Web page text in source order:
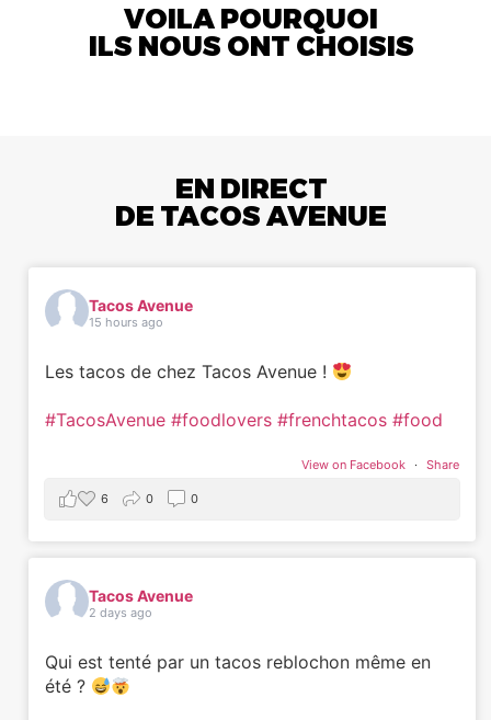
VOILA POURQUOI
ILS NOUS ONT CHOISIS
EN DIRECT
DE TACOS AVENUE
Tacos Avenue
15 hours ago
Les tacos de chez Tacos Avenue !
#TacosAvenue #foodlovers #frenchtacos #food
View on Facebook · Share
6 0 0
Tacos Avenue
2 days ago
Qui est tenté par un tacos reblochon même en
été ?